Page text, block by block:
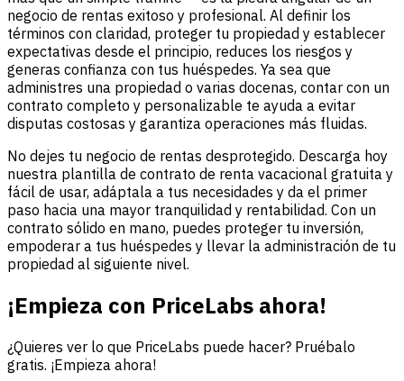
negocio de rentas exitoso y profesional. Al definir los
términos con claridad, proteger tu propiedad y establecer
expectativas desde el principio, reduces los riesgos y
generas confianza con tus huéspedes. Ya sea que
administres una propiedad o varias docenas, contar con un
contrato completo y personalizable te ayuda a evitar
disputas costosas y garantiza operaciones más fluidas.
No dejes tu negocio de rentas desprotegido. Descarga hoy
nuestra plantilla de contrato de renta vacacional gratuita y
fácil de usar, adáptala a tus necesidades y da el primer
paso hacia una mayor tranquilidad y rentabilidad. Con un
contrato sólido en mano, puedes proteger tu inversión,
empoderar a tus huéspedes y llevar la administración de tu
propiedad al siguiente nivel.
¡Empieza con PriceLabs ahora!
¿Quieres ver lo que PriceLabs puede hacer? Pruébalo
gratis. ¡Empieza ahora!